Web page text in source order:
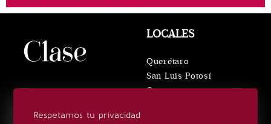
Respetamos tu privacidad
LOCALES
Querétaro
San Luis Potosí
Oaxaca